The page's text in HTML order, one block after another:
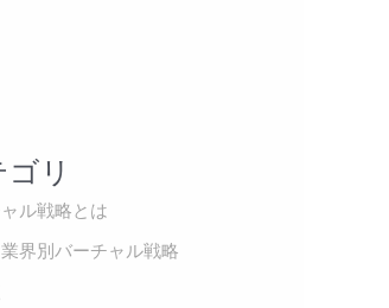
ゴリ
ル戦略とは
界別バーチャル戦略